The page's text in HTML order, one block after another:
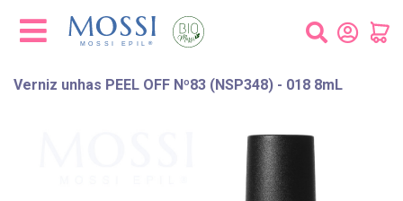
Verniz unhas PEEL OFF Nº83 (NSP348) - 018 8mL